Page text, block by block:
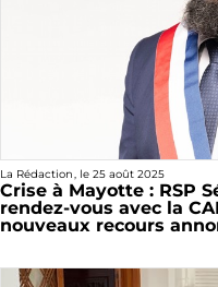
La Rédaction, le 25 août 2025
Crise à Mayotte : RSP
rendez-vous avec la
nouveaux recours